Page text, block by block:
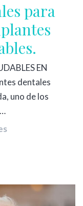
para
EN
dentales
uno de los